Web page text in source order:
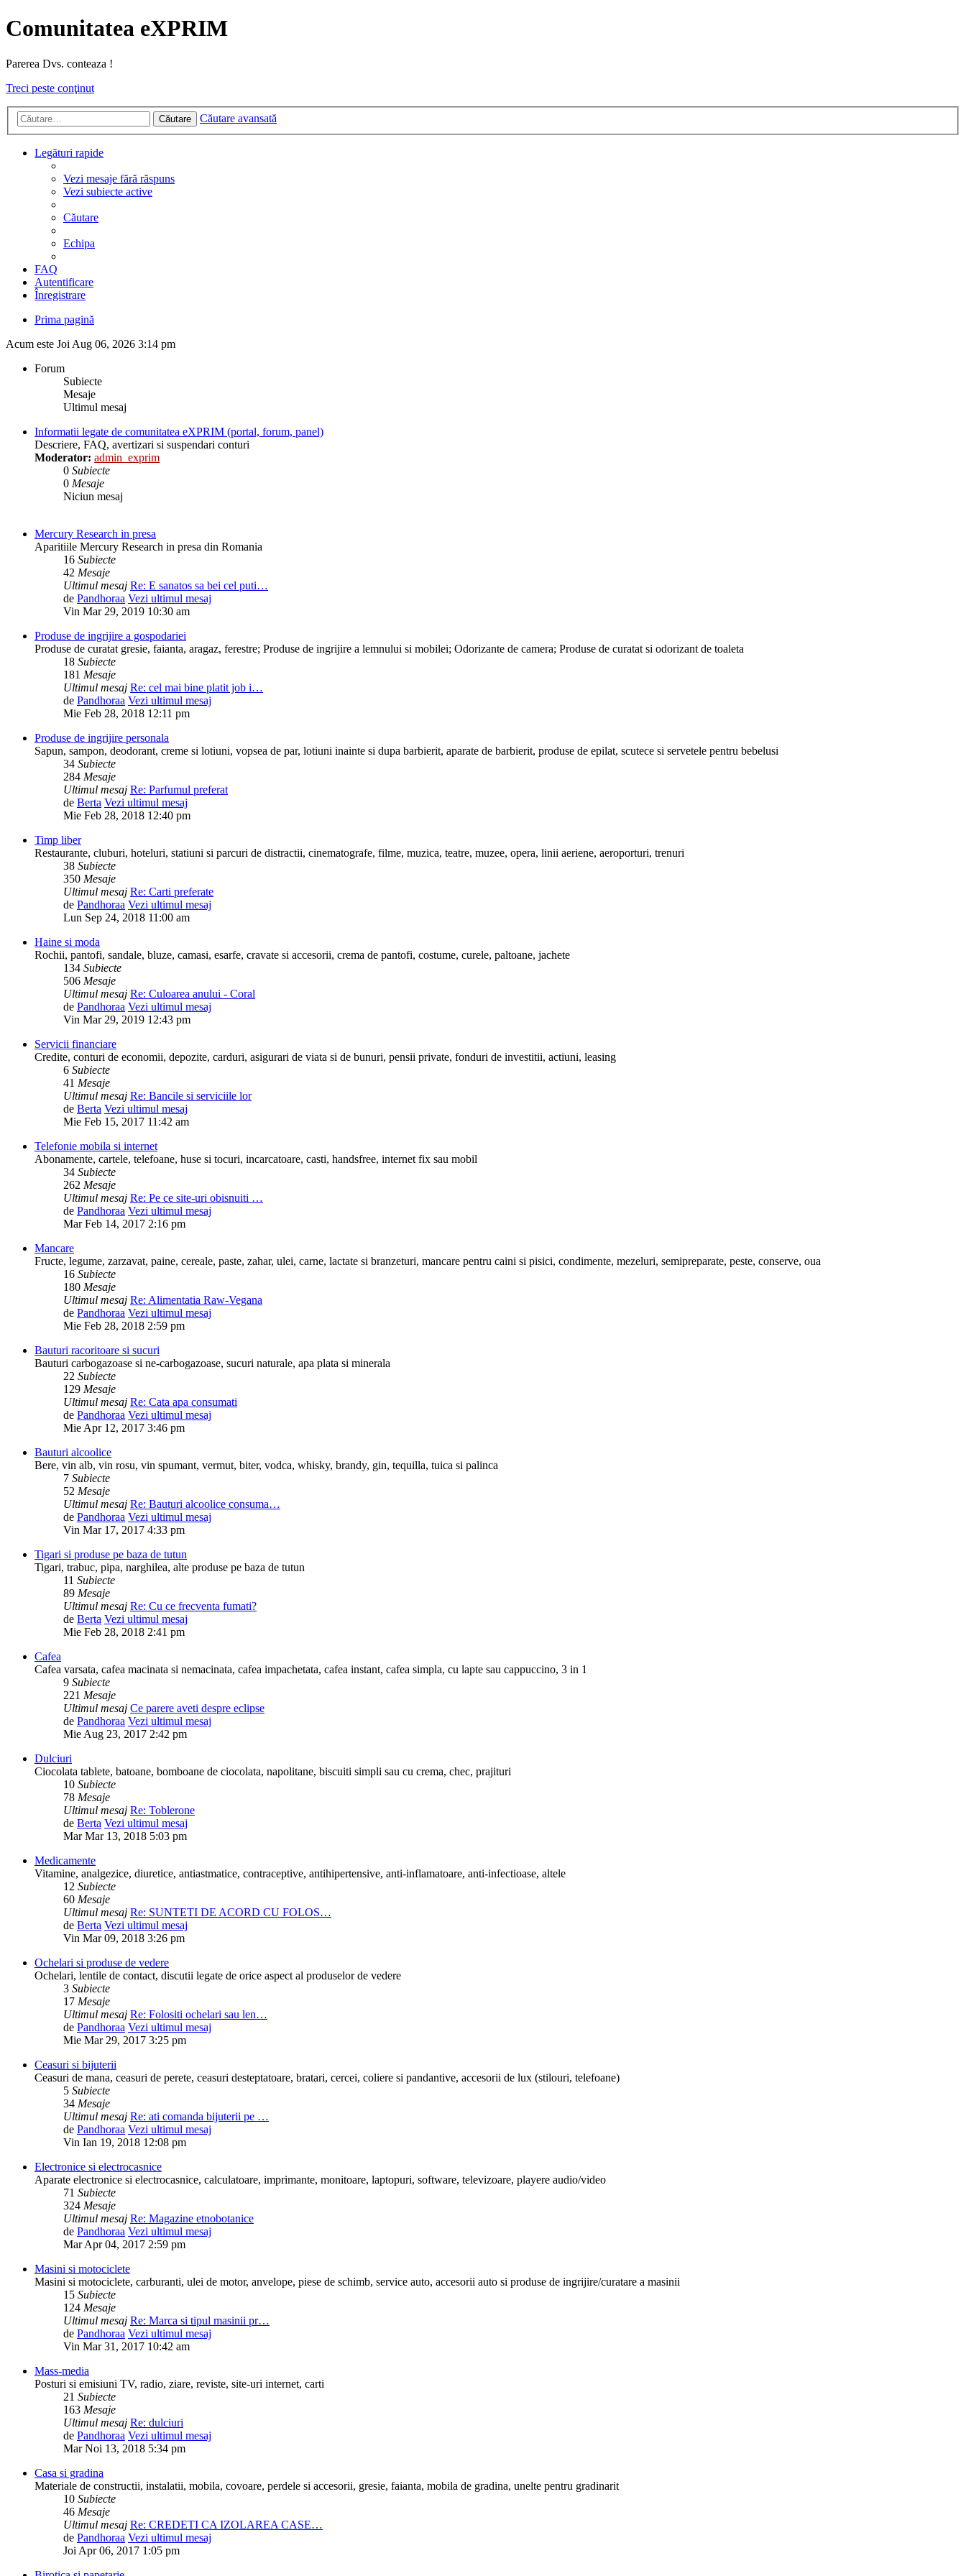
Comunitatea eXPRIM
Parerea Dvs. conteaza !
Treci peste conţinut
Căutare Căutare avansată
Legături rapide
Vezi mesaje fără răspuns
Vezi subiecte active
Căutare
Echipa
FAQ
Autentificare
Înregistrare
Prima pagină
Acum este Joi Aug 06, 2026 3:14 pm
Forum
Subiecte
Mesaje
Ultimul mesaj
Informatii legate de comunitatea eXPRIM (portal, forum, panel)
Descriere, FAQ, avertizari si suspendari conturi
Moderator: admin_exprim
0 Subiecte
0 Mesaje
Niciun mesaj
Mercury Research in presa
Aparitiile Mercury Research in presa din Romania
16 Subiecte
42 Mesaje
Ultimul mesaj Re: E sanatos sa bei cel puti…
de Pandhoraa Vezi ultimul mesaj
Vin Mar 29, 2019 10:30 am
Produse de ingrijire a gospodariei
Produse de curatat gresie, faianta, aragaz, ferestre; Produse de ingrijire a lemnului si mobilei; Odorizante de camera; Produse de curatat si odorizant de toaleta
18 Subiecte
181 Mesaje
Ultimul mesaj Re: cel mai bine platit job i…
de Pandhoraa Vezi ultimul mesaj
Mie Feb 28, 2018 12:11 pm
Produse de ingrijire personala
Sapun, sampon, deodorant, creme si lotiuni, vopsea de par, lotiuni inainte si dupa barbierit, aparate de barbierit, produse de epilat, scutece si servetele pentru bebelusi
34 Subiecte
284 Mesaje
Ultimul mesaj Re: Parfumul preferat
de Berta Vezi ultimul mesaj
Mie Feb 28, 2018 12:40 pm
Timp liber
Restaurante, cluburi, hoteluri, statiuni si parcuri de distractii, cinematografe, filme, muzica, teatre, muzee, opera, linii aeriene, aeroporturi, trenuri
38 Subiecte
350 Mesaje
Ultimul mesaj Re: Carti preferate
de Pandhoraa Vezi ultimul mesaj
Lun Sep 24, 2018 11:00 am
Haine si moda
Rochii, pantofi, sandale, bluze, camasi, esarfe, cravate si accesorii, crema de pantofi, costume, curele, paltoane, jachete
134 Subiecte
506 Mesaje
Ultimul mesaj Re: Culoarea anului - Coral
de Pandhoraa Vezi ultimul mesaj
Vin Mar 29, 2019 12:43 pm
Servicii financiare
Credite, conturi de economii, depozite, carduri, asigurari de viata si de bunuri, pensii private, fonduri de investitii, actiuni, leasing
6 Subiecte
41 Mesaje
Ultimul mesaj Re: Bancile si serviciile lor
de Berta Vezi ultimul mesaj
Mie Feb 15, 2017 11:42 am
Telefonie mobila si internet
Abonamente, cartele, telefoane, huse si tocuri, incarcatoare, casti, handsfree, internet fix sau mobil
34 Subiecte
262 Mesaje
Ultimul mesaj Re: Pe ce site-uri obisnuiti …
de Pandhoraa Vezi ultimul mesaj
Mar Feb 14, 2017 2:16 pm
Mancare
Fructe, legume, zarzavat, paine, cereale, paste, zahar, ulei, carne, lactate si branzeturi, mancare pentru caini si pisici, condimente, mezeluri, semipreparate, peste, conserve, oua
16 Subiecte
180 Mesaje
Ultimul mesaj Re: Alimentatia Raw-Vegana
de Pandhoraa Vezi ultimul mesaj
Mie Feb 28, 2018 2:59 pm
Bauturi racoritoare si sucuri
Bauturi carbogazoase si ne-carbogazoase, sucuri naturale, apa plata si minerala
22 Subiecte
129 Mesaje
Ultimul mesaj Re: Cata apa consumati
de Pandhoraa Vezi ultimul mesaj
Mie Apr 12, 2017 3:46 pm
Bauturi alcoolice
Bere, vin alb, vin rosu, vin spumant, vermut, biter, vodca, whisky, brandy, gin, tequilla, tuica si palinca
7 Subiecte
52 Mesaje
Ultimul mesaj Re: Bauturi alcoolice consuma…
de Pandhoraa Vezi ultimul mesaj
Vin Mar 17, 2017 4:33 pm
Tigari si produse pe baza de tutun
Tigari, trabuc, pipa, narghilea, alte produse pe baza de tutun
11 Subiecte
89 Mesaje
Ultimul mesaj Re: Cu ce frecventa fumati?
de Berta Vezi ultimul mesaj
Mie Feb 28, 2018 2:41 pm
Cafea
Cafea varsata, cafea macinata si nemacinata, cafea impachetata, cafea instant, cafea simpla, cu lapte sau cappuccino, 3 in 1
9 Subiecte
221 Mesaje
Ultimul mesaj Ce parere aveti despre eclipse
de Pandhoraa Vezi ultimul mesaj
Mie Aug 23, 2017 2:42 pm
Dulciuri
Ciocolata tablete, batoane, bomboane de ciocolata, napolitane, biscuiti simpli sau cu crema, chec, prajituri
10 Subiecte
78 Mesaje
Ultimul mesaj Re: Toblerone
de Berta Vezi ultimul mesaj
Mar Mar 13, 2018 5:03 pm
Medicamente
Vitamine, analgezice, diuretice, antiastmatice, contraceptive, antihipertensive, anti-inflamatoare, anti-infectioase, altele
12 Subiecte
60 Mesaje
Ultimul mesaj Re: SUNTETI DE ACORD CU FOLOS…
de Berta Vezi ultimul mesaj
Vin Mar 09, 2018 3:26 pm
Ochelari si produse de vedere
Ochelari, lentile de contact, discutii legate de orice aspect al produselor de vedere
3 Subiecte
17 Mesaje
Ultimul mesaj Re: Folositi ochelari sau len…
de Pandhoraa Vezi ultimul mesaj
Mie Mar 29, 2017 3:25 pm
Ceasuri si bijuterii
Ceasuri de mana, ceasuri de perete, ceasuri desteptatoare, bratari, cercei, coliere si pandantive, accesorii de lux (stilouri, telefoane)
5 Subiecte
34 Mesaje
Ultimul mesaj Re: ati comanda bijuterii pe …
de Pandhoraa Vezi ultimul mesaj
Vin Ian 19, 2018 12:08 pm
Electronice si electrocasnice
Aparate electronice si electrocasnice, calculatoare, imprimante, monitoare, laptopuri, software, televizoare, playere audio/video
71 Subiecte
324 Mesaje
Ultimul mesaj Re: Magazine etnobotanice
de Pandhoraa Vezi ultimul mesaj
Mar Apr 04, 2017 2:59 pm
Masini si motociclete
Masini si motociclete, carburanti, ulei de motor, anvelope, piese de schimb, service auto, accesorii auto si produse de ingrijire/curatare a masinii
15 Subiecte
124 Mesaje
Ultimul mesaj Re: Marca si tipul masinii pr…
de Pandhoraa Vezi ultimul mesaj
Vin Mar 31, 2017 10:42 am
Mass-media
Posturi si emisiuni TV, radio, ziare, reviste, site-uri internet, carti
21 Subiecte
163 Mesaje
Ultimul mesaj Re: dulciuri
de Pandhoraa Vezi ultimul mesaj
Mar Noi 13, 2018 5:34 pm
Casa si gradina
Materiale de constructii, instalatii, mobila, covoare, perdele si accesorii, gresie, faianta, mobila de gradina, unelte pentru gradinarit
10 Subiecte
46 Mesaje
Ultimul mesaj Re: CREDETI CA IZOLAREA CASE…
de Pandhoraa Vezi ultimul mesaj
Joi Apr 06, 2017 1:05 pm